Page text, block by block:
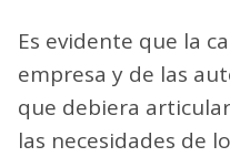
Es evidente que la
empresa y de las
que debiera
las necesidades de